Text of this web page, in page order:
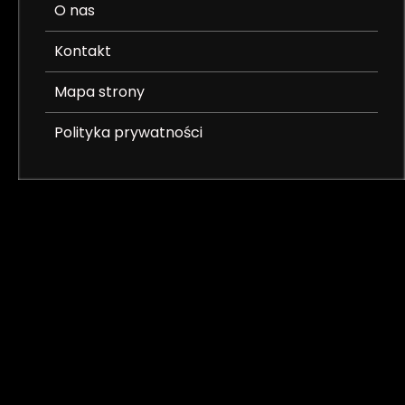
O nas
Kontakt
Mapa strony
Polityka prywatności